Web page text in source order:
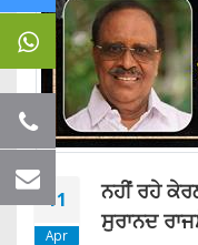
11
Apr
ਨਹੀਂ ਰਹੇ
ਸੁਰਾਨਦ